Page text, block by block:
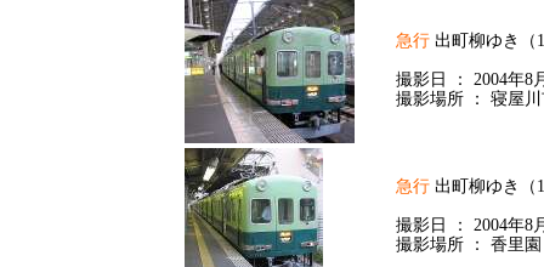
急行 出町柳ゆき
撮影日 ： 2004年8
撮影場所 ： 寝屋
急行 出町柳ゆき
撮影日 ： 2004年8
撮影場所 ： 香里園